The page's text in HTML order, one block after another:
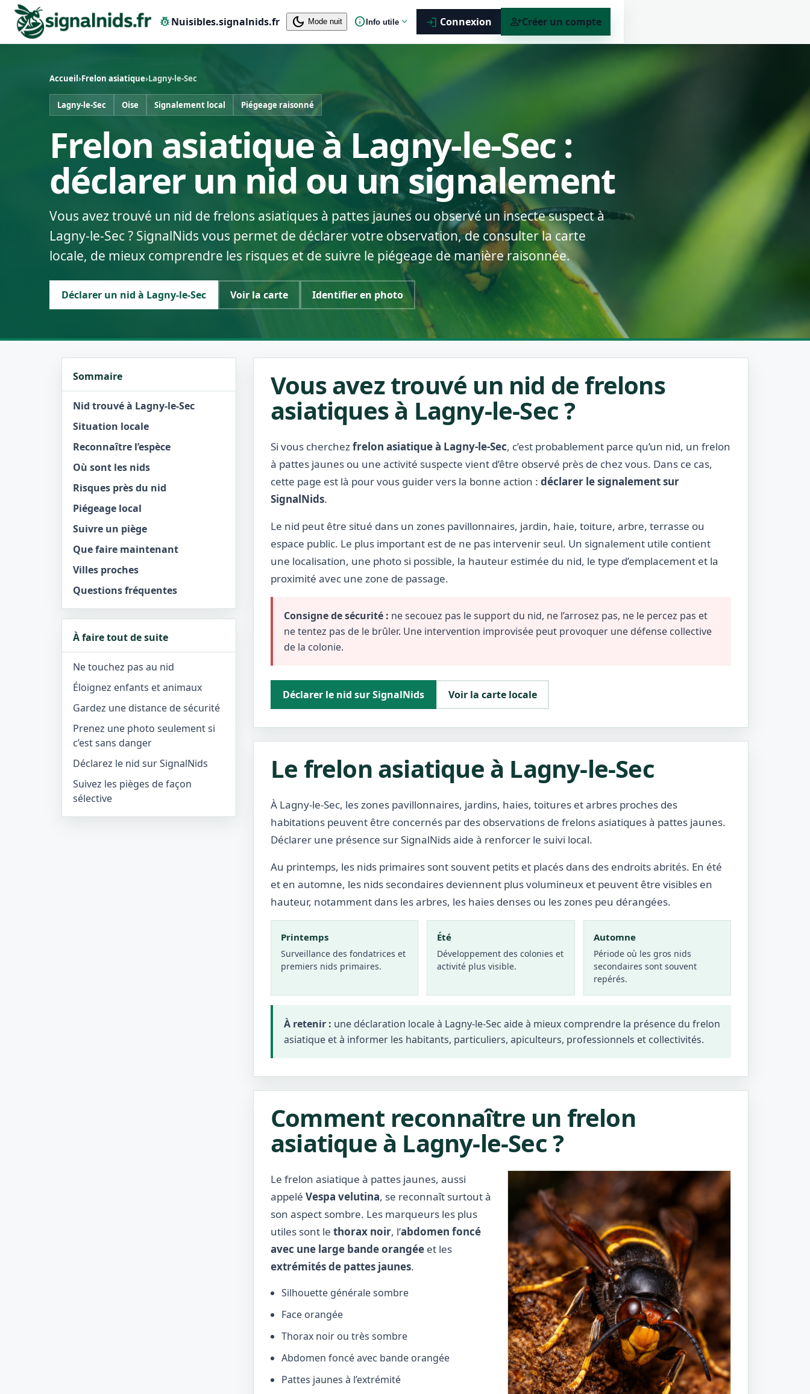
pest_controlNuisibles.signalnids.fr dark_mode Mode nuit infoInfo utile expand_more login Connexion person_addCréer un compte
Accueil›Frelon asiatique›Lagny-le-Sec
Lagny-le-Sec Oise Signalement local Piégeage raisonné
Frelon asiatique à Lagny-le-Sec :
déclarer un nid ou un signalement
Vous avez trouvé un nid de frelons asiatiques à pattes jaunes ou observé un insecte suspect à
Lagny-le-Sec ? SignalNids vous permet de déclarer votre observation, de consulter la carte
locale, de mieux comprendre les risques et de suivre le piégeage de manière raisonnée.
Déclarer un nid à Lagny-le-Sec Voir la carte Identifier en photo
Sommaire
Nid trouvé à Lagny-le-Sec
Situation locale
Reconnaître l’espèce
Où sont les nids
Risques près du nid
Piégeage local
Suivre un piège
Que faire maintenant
Villes proches
Questions fréquentes
À faire tout de suite
Ne touchez pas au nid
Éloignez enfants et animaux
Gardez une distance de sécurité
Prenez une photo seulement si
c’est sans danger
Déclarez le nid sur SignalNids
Suivez les pièges de façon
sélective
Vous avez trouvé un nid de frelons
asiatiques à Lagny-le-Sec ?
Si vous cherchezfrelon asiatique à Lagny-le-Sec, c’est probablement parce qu’un nid, un frelon
à pattes jaunes ou une activité suspecte vient d’être observé près de chez vous. Dans ce cas,
cette page est là pour vous guider vers la bonne action : déclarer le signalement sur
SignalNids.
Le nid peut être situé dans un zones pavillonnaires, jardin, haie, toiture, arbre, terrasse ou
espace public. Le plus important est de ne pas intervenir seul. Un signalement utile contient
une localisation, une photo si possible, la hauteur estimée du nid, le type d’emplacement et la
proximité avec une zone de passage.
Consigne de sécurité : ne secouez pas le support du nid, ne l’arrosez pas, ne le percez pas et
ne tentez pas de le brûler. Une intervention improvisée peut provoquer une défense collective
de la colonie.
Déclarer le nid sur SignalNids Voir la carte locale
Le frelon asiatique à Lagny-le-Sec
À Lagny-le-Sec, les zones pavillonnaires, jardins, haies, toitures et arbres proches des
habitations peuvent être concernés par des observations de frelons asiatiques à pattes jaunes.
Déclarer une présence sur SignalNids aide à renforcer le suivi local.
Au printemps, les nids primaires sont souvent petits et placés dans des endroits abrités. En été
et en automne, les nids secondaires deviennent plus volumineux et peuvent être visibles en
hauteur, notamment dans les arbres, les haies denses ou les zones peu dérangées.
Printemps
Surveillance des fondatrices et
premiers nids primaires.
Été
Développement des colonies et
activité plus visible.
Automne
Période où les gros nids
secondaires sont souvent
repérés.
À retenir : une déclaration locale à Lagny-le-Sec aide à mieux comprendre la présence du frelon
asiatique et à informer les habitants, particuliers, apiculteurs, professionnels et collectivités.
Comment reconnaître un frelon
asiatique à Lagny-le-Sec ?
Le frelon asiatique à pattes jaunes, aussi
appelé Vespa velutina, se reconnaît surtout à
son aspect sombre. Les marqueurs les plus
utiles sont le thorax noir, l’abdomen foncé
avec une large bande orangée et les
extrémités de pattes jaunes.
Silhouette générale sombre
Face orangée
Thorax noir ou très sombre
Abdomen foncé avec bande orangée
Pattes jaunes à l’extrémité